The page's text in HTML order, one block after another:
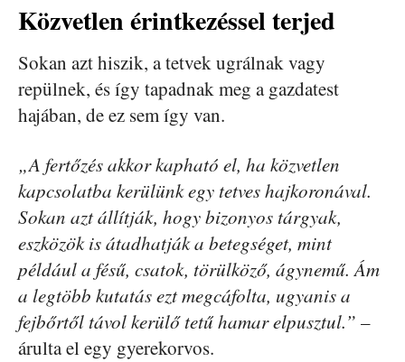
Közvetlen érintkezéssel terjed
Sokan azt hiszik, a tetvek ugrálnak vagy
repülnek, és így tapadnak meg a gazdatest
hajában, de ez sem így van.
„A fertőzés akkor kapható el, ha közvetlen
kapcsolatba kerülünk egy tetves hajkoronával.
Sokan azt állítják, hogy bizonyos tárgyak,
eszközök is átadhatják a betegséget, mint
például a fésű, csatok, törülköző, ágynemű. Ám
a legtöbb kutatás ezt megcáfolta, ugyanis a
fejbőrtől távol kerülő tetű hamar elpusztul.” –
árulta el egy gyerekorvos.